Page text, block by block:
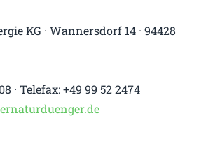
KG · Wannersdorf 14 · 94428
· Telefax: +49 99 52 2474